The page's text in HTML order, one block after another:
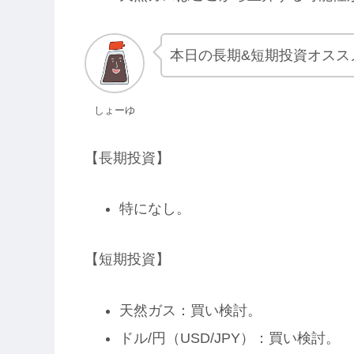
しょーゆ
本日の長期&短期投資オスス
【長期投資】
特になし。
【短期投資】
天然ガス：買い検討。
ドル/円（USD/JPY）：買い検討。